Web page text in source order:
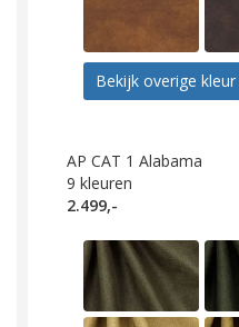
Bekijk overige kleur
AP CAT 1 Alabama
9 kleuren
2.499,-